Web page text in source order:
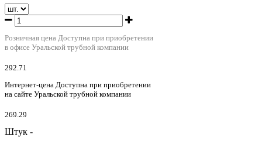
Розничная цена Доступна при приобретении
в офисе Уральской трубной компании
292.71
Интернет-цена Доступна при приобретении
на сайте Уральской трубной компании
269.29
Штук -